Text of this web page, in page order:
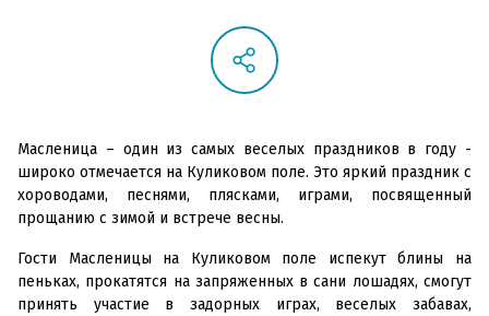
Масленица – один из самых веселых праздников в году -
широко отмечается на Куликовом поле. Это яркий праздник с
хороводами, песнями, плясками, играми, посвященный
прощанию с зимой и встрече весны.
Гости Масленицы на Куликовом поле испекут блины на
пеньках, прокатятся на запряженных в сани лошадях, смогут
принять участие в задорных играх, веселых забавах,